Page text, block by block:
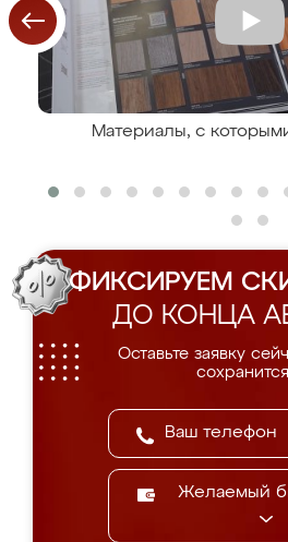
Материалы, с
ФИКСИРУЕМ
ДО КОНЦА
Оставьте заявку
Желаемый